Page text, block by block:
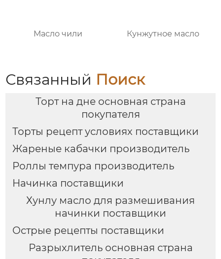
Масло чили Кунжутное масло
Связанный Поиск
Торт на дне основная страна
покупателя
Торты рецепт условиях поставщики
Жареные кабачки производитель
Роллы темпура производитель
Начинка поставщики
Хунлу масло для размешивания
начинки поставщики
Острые рецепты поставщики
Разрыхлитель основная страна